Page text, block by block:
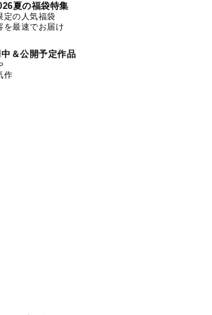
夏の福袋特集
定の人気福袋
を最速でお届け
中＆公開予定作品
作